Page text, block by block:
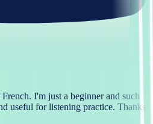
I'm just a beginner and such
useful for listening practice. Thanks